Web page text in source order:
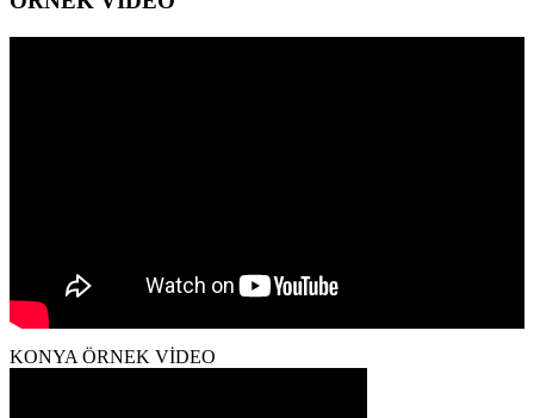
KONYA ÖRNEK VİDEO